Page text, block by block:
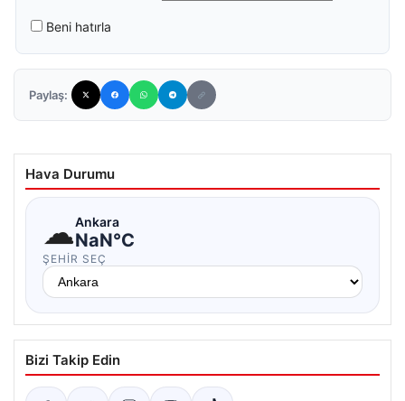
Beni hatırla
Paylaş:
Hava Durumu
☁Ankara
NaN°C
ŞEHIR SEÇ
Bizi Takip Edin